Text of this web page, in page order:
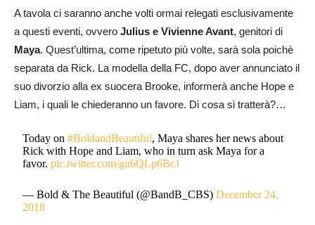
A tavola ci saranno anche volti ormai relegati esclusivamente
a questi eventi, ovvero Julius e Vivienne Avant, genitori di
Maya. Quest’ultima, come ripetuto più volte, sarà sola poichè
separata da Rick. La modella della FC, dopo aver annunciato il
suo divorzio alla ex suocera Brooke, informerà anche Hope e
Liam, i quali le chiederanno un favore. Di cosa si tratterà?…
Today on#BoldandBeautiful, Maya shares her news about
Rick with Hope and Liam, who in turn ask Maya for a
favor.pic.twitter.com/gu6QLp6BcJ
— Bold & The Beautiful (@BandB_CBS)December 24,
2018